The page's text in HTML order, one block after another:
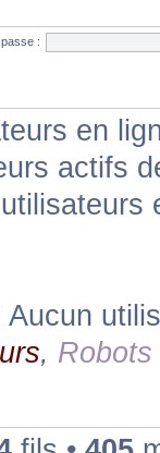
:
en
actifs
, Robots